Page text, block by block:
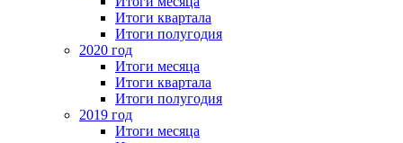
Итоги квартала
Итоги полугодия
2020 год
Итоги месяца
Итоги квартала
Итоги полугодия
2019 год
Итоги месяца